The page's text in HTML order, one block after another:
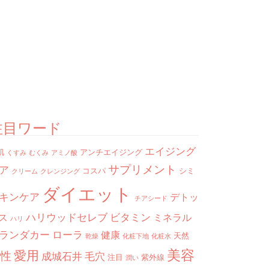
ワード
くすみ むくみ アミノ酸 アンチエイジング エイジング
クリーム クレンジング コスパ サプリメント シミ
ンケア ダイエット チアシード デトッ
ハリ ハリウッドセレブ ビタミン ミネラル
ンダカー ローラ 乾燥 健康 化粧下地 化粧水 天然
愛用 成城石井毛穴 注目 潤い 紫外線 美容